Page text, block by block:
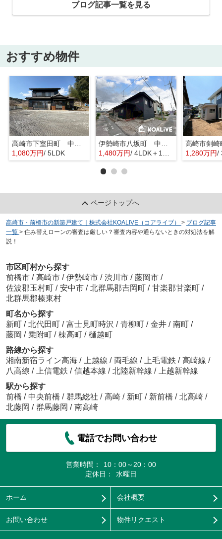
ブログ記事一覧を見る
おすすめ物件
1,080万円/ 5LDK
1,480万円/ 4LDK＋1S(納戸) 1,280万円/
ページトップへ
高崎市・前橋市の新築戸建て｜株式会社KOALIVE（コアライブ） > ブログ記事
一覧 > 住み替えローンの審査は厳しい？審査内容や通らないときの対処法を解
説！
市区町村から探す
前橋市 / 高崎市 / 伊勢崎市 / 渋川市 / 藤岡市 /
佐波郡玉村町 / 安中市 / 北群馬郡吉岡町 / 甘楽郡甘楽町 /
北群馬郡榛東村
町名から探す
新町 / 北代田町 / 富士見町時沢 / 青柳町 / 金井 / 南町 /
藤岡 / 乗附町 / 棟高町 / 樋越町
路線から探す
湘南新宿ライン高海 / 上越線 / 両毛線 / 上毛電鉄 / 高崎線 /
八高線 / 上信電鉄 / 信越本線 / 北陸新幹線 /
上越新幹線
駅から探す
前橋 / 中央前橋 / 群馬総社 / 高崎 / 新町 / 新前橋 / 北高崎 /
北藤岡 / 群馬藤岡 / 南高崎
電話でお問い合わせ
営業時間：
10：00～20：00
定休日：
水曜日
ホーム 会社概要
お問い合わせ 物件リクエスト